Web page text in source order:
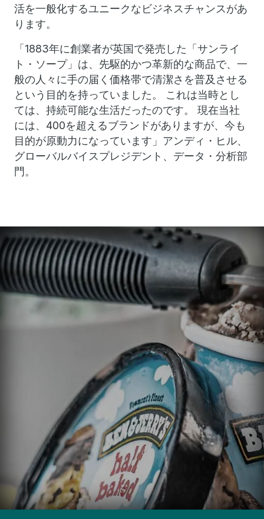
活を一般化するユニークなビジネスチャンスがあ
ります。
「1883年に創業者が英国で発売した「サンライ
ト・ソープ」は、先駆的かつ革新的な商品で、一
般の人々に手の届く価格帯で清潔さを普及させる
という目的を持っていました。 これは当時とし
ては、持続可能な生活だったのです。 現在当社
には、400を超えるブランドがありますが、今も
目的が原動力になっています」アンディ・ヒル、
グローバルバイスプレジデント、データ・分析部
門。